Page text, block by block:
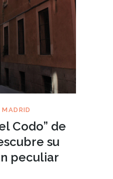
Codo” de
su
peculiar